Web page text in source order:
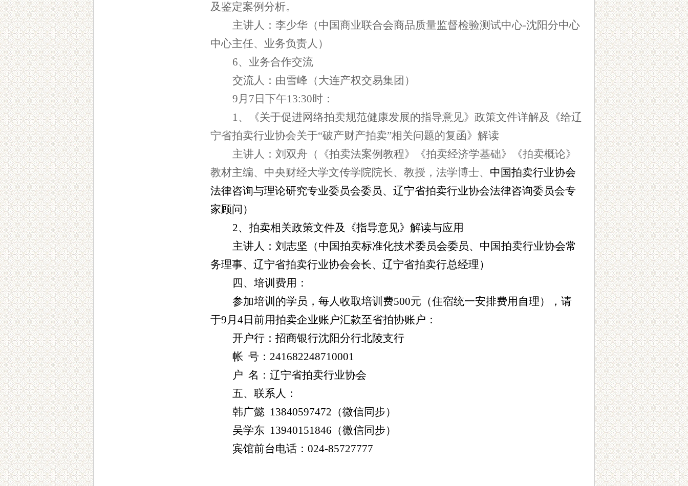
及鉴定案例分析。
主讲人：李少华（中国商业联合会商品质量监督检验测试中心-沈阳分中心
中心主任、业务负责人）
6、业务合作交流
交流人：由雪峰（大连产权交易集团）
9月 7 日下午13:30时：
1、《关于促进网络拍卖规范健康发展的指导意见》政策文件详解及《给辽
宁省拍卖行业协会关于“破产财产拍卖”相关问题的复函》解读
主讲人：刘双舟（《拍卖法案例教程》《拍卖经济学基础》《拍卖概论》
教材主编、中央财经大学文传学院院长、教授，法学博士、 中国拍卖行业协会
法律咨询与理论研究专业委员会委员、 辽宁省拍卖行业协会法律咨询委员会专
家顾问 ）
2、拍卖相关政策文件及《指导意见》解读与应用
主讲人：刘志坚（中国拍卖标准化技术委员会委员、中国拍卖行业协会常
务理事、辽宁省拍卖行业协会会长、辽宁省拍卖行总经理）
四、培训费用：
参加培训的学员，每人收取培训费500元（住宿统一安排费用自理），请
于9月 4日前用拍卖企业账户汇款至省拍协账户：
开户行：招商银行沈阳分行北陵支行
帐 号： 241682248710001
户 名：辽宁省拍卖行业协会
五、联系人：
韩广懿 13840597472 （微信同步）
吴学东 13940151846 （微信同步）
宾馆前台电话： 024-85727777